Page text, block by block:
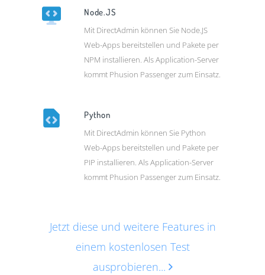
Node.JS
Mit DirectAdmin können Sie Node.JS
Web-Apps bereitstellen und Pakete per
NPM installieren. Als Application-Server
kommt Phusion Passenger zum Einsatz.
Python
Mit DirectAdmin können Sie Python
Web-Apps bereitstellen und Pakete per
PIP installieren. Als Application-Server
kommt Phusion Passenger zum Einsatz.
Jetzt diese und weitere Features in
einem kostenlosen Test
ausprobieren...